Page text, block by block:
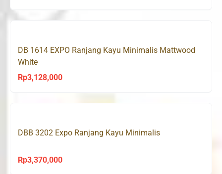
DB 1614 EXPO Ranjang Kayu Minimalis Mattwood
White
Rp3,128,000
DBB 3202 Expo Ranjang Kayu Minimalis
Rp3,370,000